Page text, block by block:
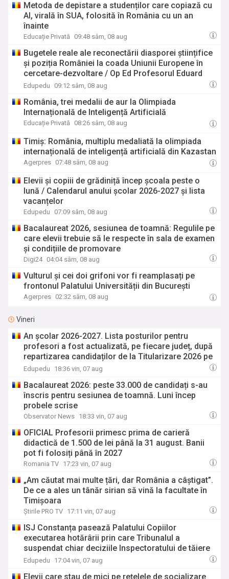
Metoda de depistare a studenților care copiază cu
AI, virală în SUA, folosită în România cu un an
înainte
Educație Privată 09:48 sâm, 08 aug
Bugetele reale ale reconectării diasporei științifice
și poziția României la coada Uniunii Europene în
cercetare-dezvoltare / Op Ed Profesorul Eduard
Stoica, conferențiar la Facultatea de Științe
Edupedu 09:12 sâm, 08 aug
România, trei medalii de aur la Olimpiada
Internațională de Inteligență Artificială
Educație Privată 08:26 sâm, 08 aug
Timiș: România, multiplu medaliată la olimpiada
internațională de inteligență artificială din Kazastan
Agerpres 07:48 sâm, 08 aug
Elevii și copiii de grădiniță încep școala peste o
lună / Calendarul anului școlar 2026-2027 și lista
vacanțelor
Edupedu 07:09 sâm, 08 aug
Bacalaureat 2026, sesiunea de toamnă: Regulile pe
care elevii trebuie să le respecte în sala de examen
și condițiile de promovare
Digi24 04:04 sâm, 08 aug
Vulturul și cei doi grifoni vor fi reamplasați pe
frontonul Palatului Universității din București
Agerpres 02:32 sâm, 08 aug
Vineri
An școlar 2026-2027. Lista posturilor pentru
profesori a fost actualizată, pe fiecare județ, după
repartizarea candidaților de la Titularizare 2026 pe
posturi pe perioadă nedeterminată
Edupedu 18:36 vin, 07 aug
Bacalaureat 2026: peste 33.000 de candidați s-au
înscris pentru sesiunea de toamnă. Luni încep
probele scrise
Observator News 18:33 vin, 07 aug
OFICIAL Profesorii primesc prima de carieră
didactică de 1.500 de lei până la 31 august. Banii
pot fi folosiți până în 2027
Romania TV 17:23 vin, 07 aug
„Am căutat mai multe țări, dar România a câștigat”.
De ce a ales un tânăr sirian să vină la facultate în
Timișoara
Știrile PRO TV 17:11 vin, 07 aug
ISJ Constanța pasează Palatului Copiilor
executarea hotărârii prin care Tribunalul a
suspendat chiar deciziile Inspectoratului de tăiere
a posturilor: Obligațiile vă revin „în totalitate” / ISJ
Edupedu 17:04 vin, 07 aug
Elevii care stau de mici pe rețelele de socializare